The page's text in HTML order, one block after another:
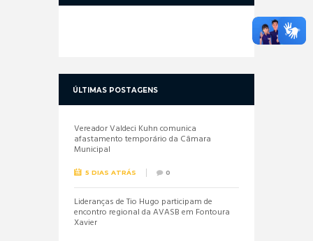
ÚLTIMAS POSTAGENS
Vereador Valdeci Kuhn comunica
afastamento temporário da Câmara
Municipal
5 DIAS ATRÁS 0
Lideranças de Tio Hugo participam de
encontro regional da AVASB em Fontoura
Xavier